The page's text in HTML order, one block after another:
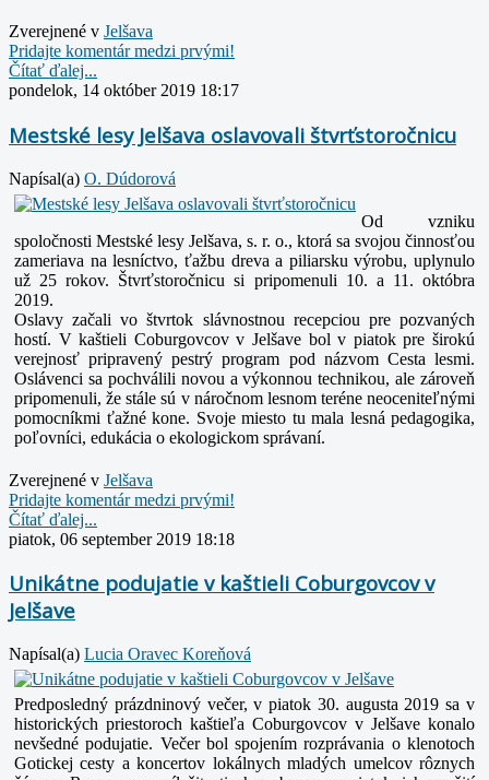
Zverejnené v Jelšava
Pridajte komentár medzi prvými!
Čítať ďalej...
pondelok, 14 október 2019 18:17
Mestské lesy Jelšava oslavovali štvrťstoročnicu
Napísal(a) O. Dúdorová
Od vzniku
spoločnosti Mestské lesy Jelšava, s. r. o., ktorá sa svojou činnosťou
zameriava na lesníctvo, ťažbu dreva a piliarsku výrobu, uplynulo
už 25 rokov. Štvrťstoročnicu si pripomenuli 10. a 11. októbra
2019.
Oslavy začali vo štvrtok slávnostnou recepciou pre pozvaných
hostí. V kaštieli Coburgovcov v Jelšave bol v piatok pre širokú
verejnosť pripravený pestrý program pod názvom Cesta lesmi.
Oslávenci sa pochválili novou a výkonnou technikou, ale zároveň
pripomenuli, že stále sú v náročnom lesnom teréne neoceniteľnými
pomocníkmi ťažné kone. Svoje miesto tu mala lesná pedagogika,
poľovníci, edukácia o ekologickom správaní.
Zverejnené v Jelšava
Pridajte komentár medzi prvými!
Čítať ďalej...
piatok, 06 september 2019 18:18
Unikátne podujatie v kaštieli Coburgovcov v
Jelšave
Napísal(a) Lucia Oravec Koreňová
Predposledný prázdninový večer, v piatok 30. augusta 2019 sa v
historických priestoroch kaštieľa Coburgovcov v Jelšave konalo
nevšedné podujatie. Večer bol spojením rozprávania o klenotoch
Gotickej cesty a koncertov lokálnych mladých umelcov rôznych